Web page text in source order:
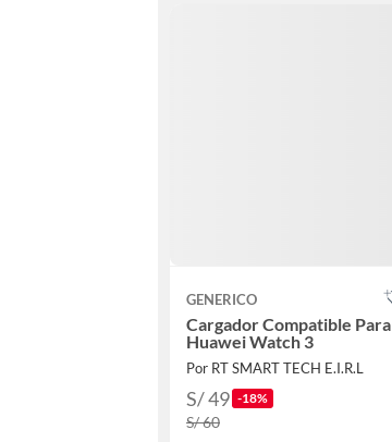
GENERICO
Cargador Compatible Para
Huawei Watch 3
Por RT SMART TECH E.I.R.L
S/ 49 -18%
S/ 60